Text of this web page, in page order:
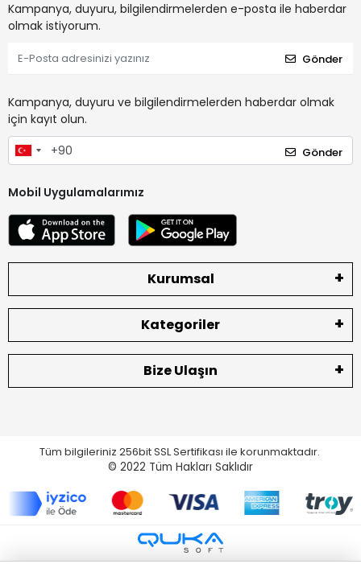
Kampanya, duyuru, bilgilendirmelerden e-posta ile haberdar
olmak istiyorum.
Gönder
Kampanya, duyuru ve bilgilendirmelerden haberdar olmak
için kayıt olun.
Gönder
Mobil Uygulamalarımız
Kurumsal
Kategoriler
Bize Ulaşın
Tüm bilgileriniz 256bit SSL Sertifikası ile korunmaktadır.
© 2022 Tüm Hakları Saklıdır